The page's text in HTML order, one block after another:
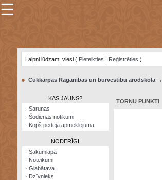
×
Šodienas
Visatcera
almanahs
☰
Laipni lūdzam, viesi ( Pieteikties | Reģistrēties )
● Cūkkārpas Raganības un burvestību arodskola→
KAS JAUNS?
· Sarunas
· Šodienas notikumi
· Kopš pēdējā apmeklējuma
NODERĪGI
· Sākumlapa
· Noteikumi
· Glabātava
· Dzīvnieks
TORŅU PUNKTI